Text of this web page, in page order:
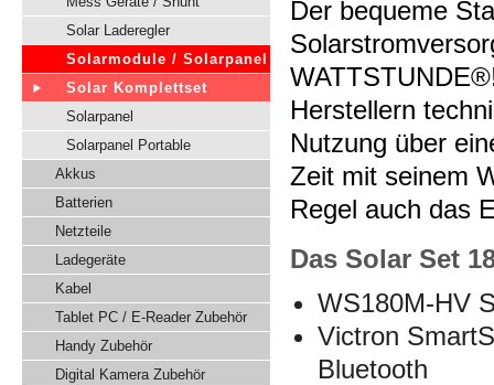
Solar Laderegler
Solarmodule / Solarpanel
Solar Komplettset
Solarpanel
Solarpanel Portable
Akkus
Batterien
Netzteile
Ladegeräte
Kabel
Tablet PC / E-Reader Zubehör
Handy Zubehör
Digital Kamera Zubehör
Der bequeme
Herstellern
Nutzung über
Zeit mit seinem
Regel auch das
Das Solar Set
WS180M-HV
Victron
Bluetooth